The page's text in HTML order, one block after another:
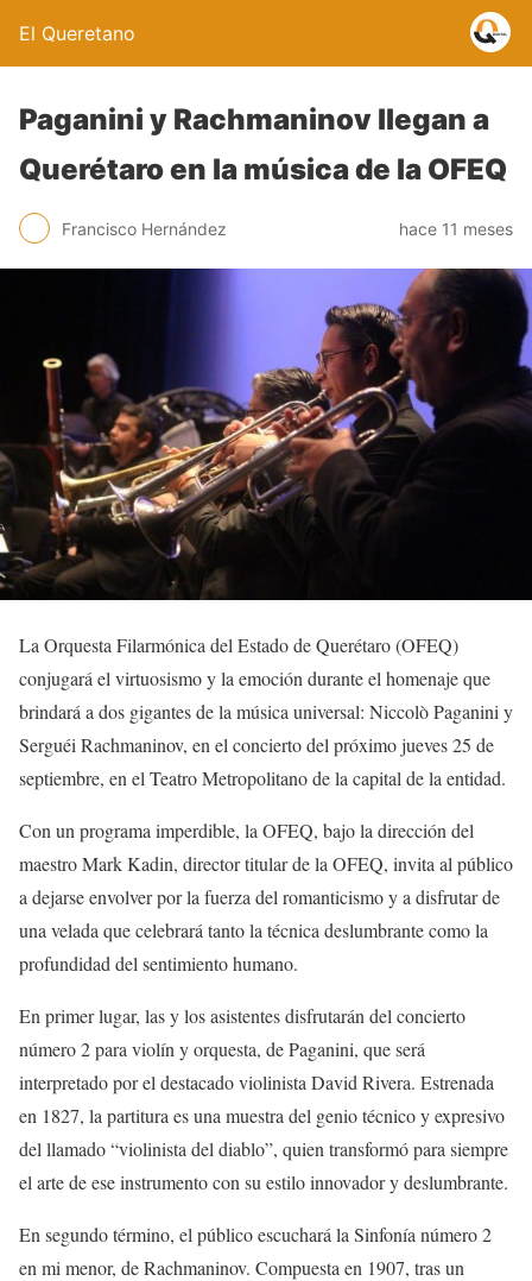
El Queretano
Paganini y Rachmaninov llegan a
Querétaro en la música de la OFEQ
Francisco Hernández hace 11 meses
La Orquesta Filarmónica del Estado de Querétaro (OFEQ)
conjugará el virtuosismo y la emoción durante el homenaje que
brindará a dos gigantes de la música universal: Niccolò Paganini y
Serguéi Rachmaninov, en el concierto del próximo jueves 25 de
septiembre, en el Teatro Metropolitano de la capital de la entidad.
Con un programa imperdible, la OFEQ, bajo la dirección del
maestro Mark Kadin, director titular de la OFEQ, invita al público
a dejarse envolver por la fuerza del romanticismo y a disfrutar de
una velada que celebrará tanto la técnica deslumbrante como la
profundidad del sentimiento humano.
En primer lugar, las y los asistentes disfrutarán del concierto
número 2 para violín y orquesta, de Paganini, que será
interpretado por el destacado violinista David Rivera. Estrenada
en 1827, la partitura es una muestra del genio técnico y expresivo
del llamado “violinista del diablo”, quien transformó para siempre
el arte de ese instrumento con su estilo innovador y deslumbrante.
En segundo término, el público escuchará la Sinfonía número 2
en mi menor, de Rachmaninov. Compuesta en 1907, tras un